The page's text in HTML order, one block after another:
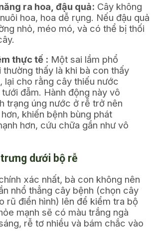
ra hoa, đậu quả: Cây không
hoa, hoa dễ rụng. Nếu đậu quả
nhỏ, méo mó, và có thể bị thối
thực tế : Một sai lầm phổ
thường thấy là khi bà con thấy
lại cho rằng cây thiếu nước
đẫm. Hành động này vô
trạng úng nước ở rễ trở nên
khiến bệnh bùng phát
hơn, cứu chữa gần như vô
dưới bộ rễ
xác nhất, bà con không nên
nhổ thẳng cây bệnh (chọn cây
rũ điển hình) lên để kiểm tra bộ
mạnh sẽ có màu trắng ngà
rễ tơ nhiều và bám chắc vào